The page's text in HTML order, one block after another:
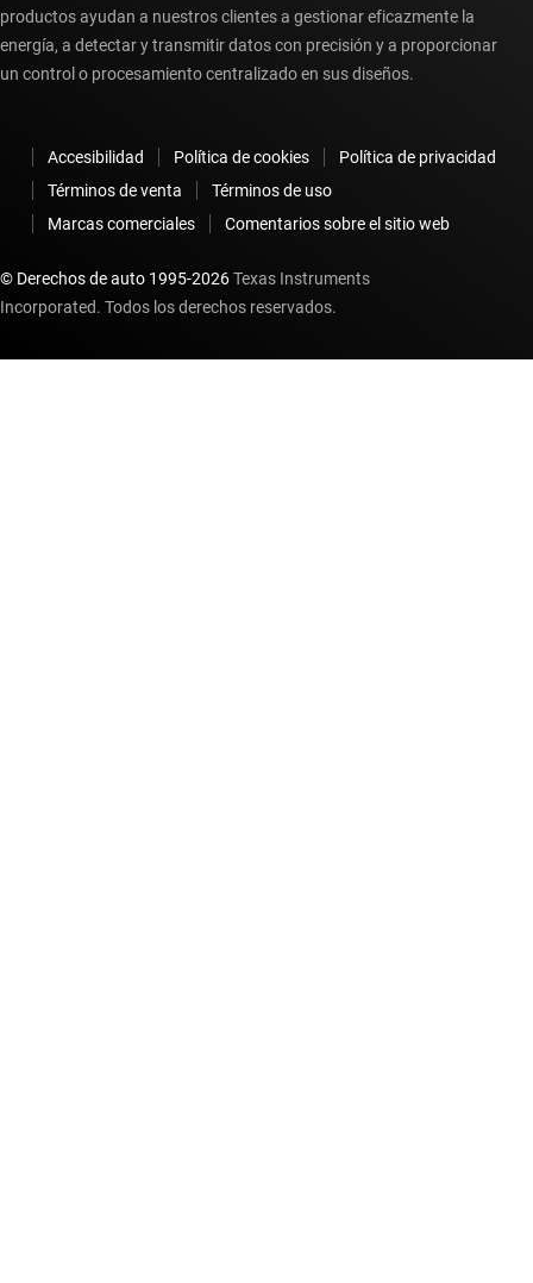
productos ayudan a nuestros clientes a gestionar eficazmente la
energía, a detectar y transmitir datos con precisión y a proporcionar
un control o procesamiento centralizado en sus diseños.
Accesibilidad Política de cookies
Política de privacidad
Términos de venta
Términos de uso
Marcas comerciales
Comentarios sobre el sitio web
© Derechos de auto 1995-2026Texas Instruments
Incorporated. Todos los derechos reservados.